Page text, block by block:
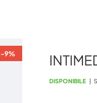
DISPONIBILE
-9%